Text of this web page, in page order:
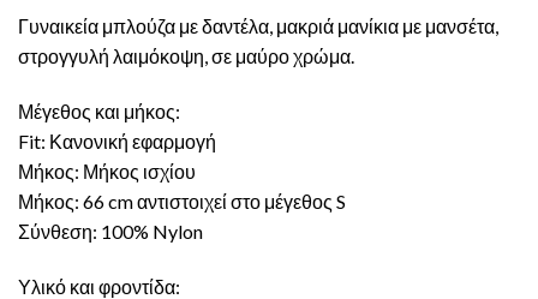
Γυναικεία μπλούζα με δαντέλα, μακριά μανίκια με μανσέτα,
στρογγυλή λαιμόκοψη, σε μαύρο χρώμα.
Μέγεθος και μήκος:
Fit: Κανονική εφαρμογή
Μήκος: Μήκος ισχίου
Μήκος: 66 cm αντιστοιχεί στο μέγεθος S
Σύνθεση: 100% Nylon
Υλικό και φροντίδα: